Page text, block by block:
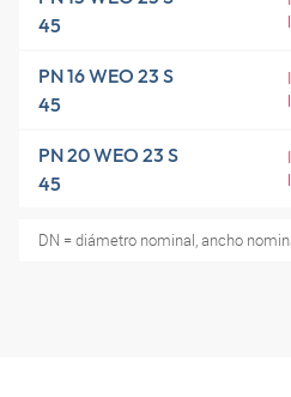
45
PN 16 WEO 23 S
45
PN 20 WEO 23 S
45
DN = diámetro nominal, ancho